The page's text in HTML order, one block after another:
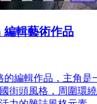
輯藝術作品
的編輯作品，主角是
街頭風格，周圍環